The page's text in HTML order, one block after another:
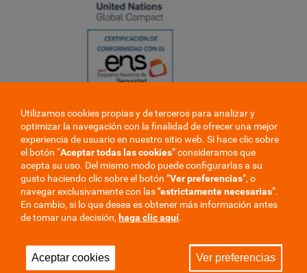
❮
❯
Privacidad Cookies
Utilizamos cookies propias y de terceros para analizar y
optimizar la navegación con la finalidad de ofrecer una mejor
experiencia de usuario en nuestro sitio web. Si hace clic sobre
el botón “Aceptar todas las cookies” consideramos que
acepta su uso. Del mismo modo puede configurarlas a su
gusto haciendo clic sobre el botón ”Ver preferencias”, o
navegar exclusivamente con las"estrictamentenecesarias”.
En cambio, si lo que desea es obtener más información antes
de tomar una decisión, haga clic aquí.
Aceptar cookies Ver preferencias